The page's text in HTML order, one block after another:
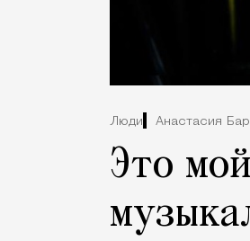
Люди Анастасия
Это